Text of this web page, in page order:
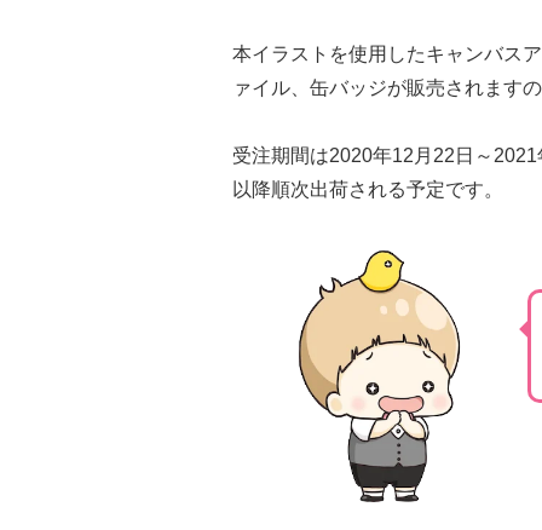
本イラストを使用したキャンバス
ァイル、缶バッジが販売されます
受注期間は2020年12月22日～
以降順次出荷される予定です。